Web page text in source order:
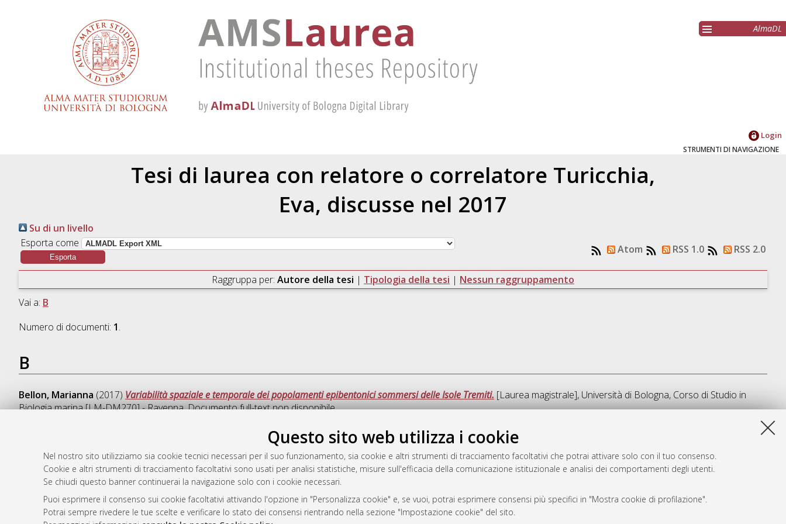
Questo sito web utilizza i cookie
Nel nostro sito utilizziamo sia cookie tecnici necessari per il suo funzionamento, sia cookie e altri strumenti di tracciamento facoltativi che potrai attivare solo con il tuo consenso.
Cookie e altri strumenti di tracciamento facoltativi sono usati per analisi statistiche, misure sull'efficacia della comunicazione istituzionale e analisi dei comportamenti degli utenti.
Se chiudi questo banner continuerai la navigazione solo con i cookie necessari.
Puoi esprimere il consenso sui cookie facoltativi attivando l'opzione in "Personalizza cookie" e, se vuoi, potrai esprimere consensi più specifici in "Mostra cookie di profilazione".
Potrai sempre rivedere le tue scelte e verificare lo stato dei consensi rientrando nella sezione "Impostazione cookie" del sito.
AlmaDL
Login
STRUMENTI DI NAVIGAZIONE
Tesi di laurea con relatore o correlatore Turicchia,
Eva, discusse nel 2017
Su di un livello
Esporta come
Atom RSS 1.0 RSS 2.0
Raggruppa per: Autore della tesi | Tipologia della tesi | Nessun raggruppamento
Vai a: B
Numero di documenti: 1.
B
Bellon, Marianna (2017) Variabilità spaziale e temporale dei popolamenti epibentonici sommersi delle Isole Tremiti. [Laurea magistrale], Università di Bologna, Corso di Studio in
Biologia marina [LM-DM270] - Ravenna, Documento full-text non disponibile
Questa lista e' stata generata il Fri Aug 7 05:18:57 2026 CEST
Atom
Rss 2.0
AMS Laurea
Servizio implementato e gestito da
Impostazioni Cookie
Informativa sulla privacy